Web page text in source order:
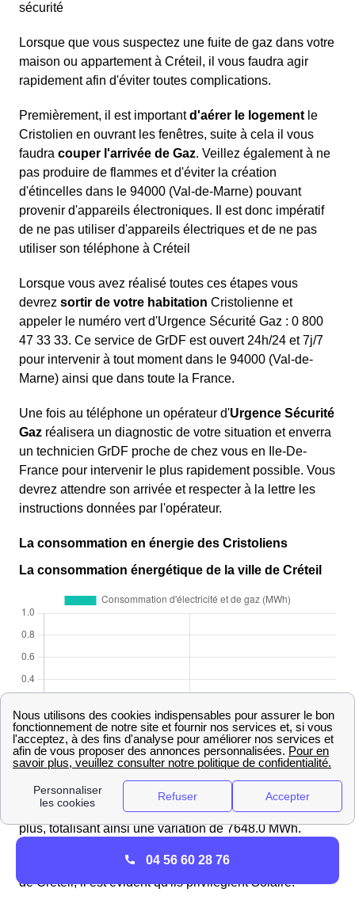
sécurité
Lorsque que vous suspectez une fuite de gaz dans votre
maison ou appartement à Créteil, il vous faudra agir
rapidement afin d'éviter toutes complications.
Premièrement, il est importantd'aérer le logement le
Cristolien en ouvrant les fenêtres, suite à cela il vous
faudra couper l'arrivée de Gaz. Veillez également à ne
pas produire de flammes et d'éviter la création
d'étincelles dans le 94000 (Val-de-Marne) pouvant
provenir d'appareils électroniques. Il est donc impératif
de ne pas utiliser d'appareils électriques et de ne pas
utiliser son téléphone à Créteil
Lorsque vous avez réalisé toutes ces étapes vous
devrez sortir de votre habitation Cristolienne et
appeler le numéro vert d'Urgence Sécurité Gaz : 0 800
47 33 33. Ce service de GrDF est ouvert 24h/24 et 7j/7
pour intervenir à tout moment dans le 94000 (Val-de-
Marne) ainsi que dans toute la France.
Une fois au téléphone un opérateur d'Urgence Sécurité
Gaz réalisera un diagnostic de votre situation et enverra
un technicien GrDF proche de chez vous en Ile-De-
France pour intervenir le plus rapidement possible. Vous
devrez attendre son arrivée et respecter à la lettre les
instructions données par l'opérateur.
La consommation en énergie des Cristoliens
La consommation énergétique de la ville de Créteil
En prenant en compte à la fois le gaz et l'électricité, les
Cristoliens ont consommé plus par rapport à l'année
précédente. Les fournisseurs d'énergie ont en effet livré
plus, totalisant ainsi une variation de 7648.0 MWh.
En examinant de près la consommation des habitants
de Créteil, il est évident qu'ils privilégient Solaire.
04 56 60 28 76